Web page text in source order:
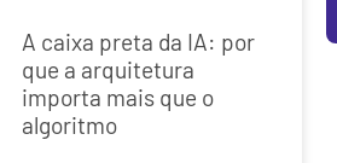
A caixa preta da IA: por
que a arquitetura
importa mais que o
algoritmo